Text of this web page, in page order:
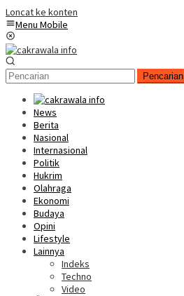
Loncat ke konten
Menu Mobile
Pencarian
News
Berita
Nasional
Internasional
Politik
Hukrim
Olahraga
Ekonomi
Budaya
Opini
Lifestyle
Lainnya
Indeks
Techno
Video